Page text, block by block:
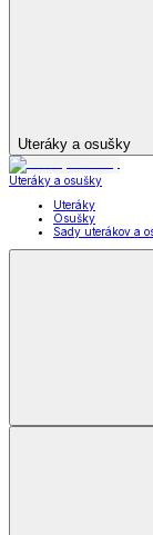
Uteráky a osušky
Uteráky a osušky
Uteráky
Osušky
Sady uterákov a